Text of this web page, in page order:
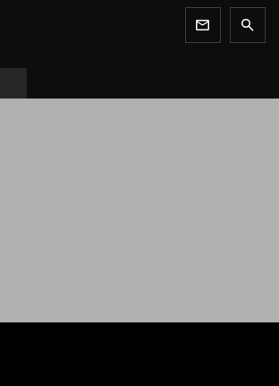
newsletter search